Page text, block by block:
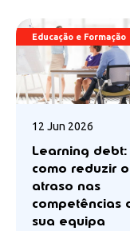
Educação e Formação
12 Jun 2026
Learning debt:
como reduzir o
atraso nas
competências
sua equipa